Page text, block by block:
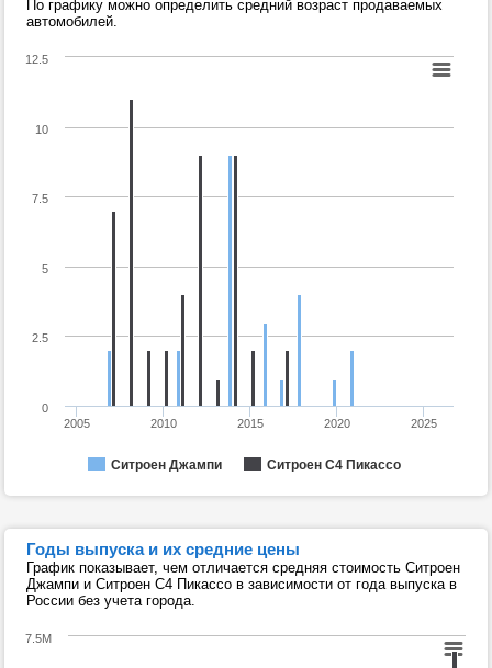
По графику можно определить средний возраст продаваемых
автомобилей.
Ситроен Джампи Ситроен С4 Пикассо
2005 2010 2015 2020 2025
0
10
2.5
5
7.5
12.5
Годы выпуска и их средние цены
График показывает, чем отличается средняя стоимость Ситроен
Джампи и Ситроен С4 Пикассо в зависимости от года выпуска в
России без учета города.
7.5M